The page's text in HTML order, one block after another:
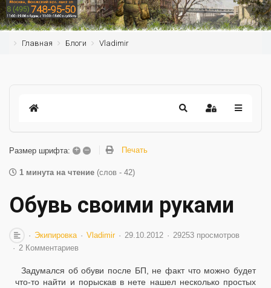
Главная Блоги Vladimir
Размер шрифта: + – Печать
1 минута на чтение (слов - 42)
Обувь своими руками
Экипировка Vladimir 29.10.2012
29253 просмотров
2 Комментариев
Задумался об обуви после БП, не факт что можно будет
что-то найти и порыскав в нете нашел несколько простых